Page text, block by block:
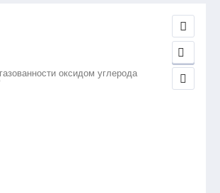
оксидом углерода